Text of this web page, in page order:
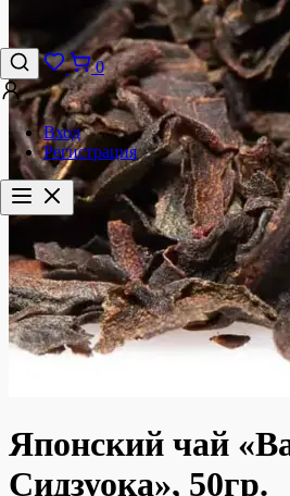
0
Вход
Регистрация
Японский чай
Сидзуока», 50гр.